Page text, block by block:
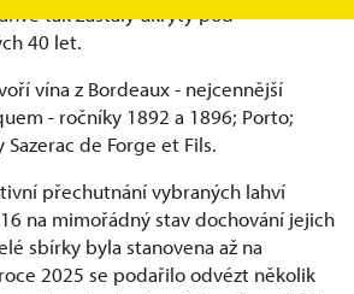
tak zůstaly ukryty pod
40 let.
vína z Bordeaux - nejcennější
- ročníky 1892 a 1896; Porto;
de Forge et Fils.
přechutnání vybraných lahví
na mimořádný stav dochování jejich
sbírky byla stanovena až na
2025 se podařilo odvézt několik